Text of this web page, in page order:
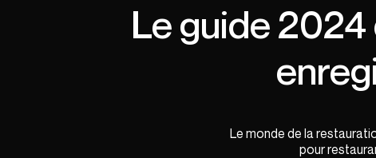
Le guide
Le monde de la
pour